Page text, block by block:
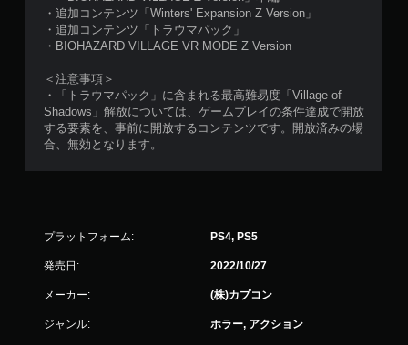
・追加コンテンツ「Winters' Expansion Z Version」
・追加コンテンツ「トラウマパック」
・BIOHAZARD VILLAGE VR MODE Z Version
＜注意事項＞
・「トラウマパック」に含まれる最高難易度「Village of
Shadows」解放については、ゲームプレイの条件達成で開放
する要素を、事前に開放するコンテンツです。開放済みの場
合、無効となります。
プラットフォーム: PS4, PS5
発売日: 2022/10/27
メーカー: (株)カプコン
ジャンル: ホラー, アクション